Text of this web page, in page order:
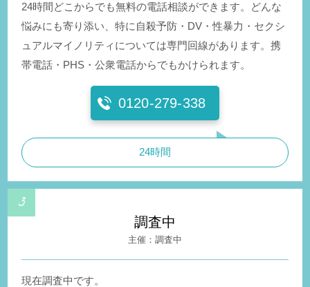
24時間どこからでも無料の電話相談ができます。どんな
悩みにも寄り添い、特に自殺予防・DV・性暴力・セクシ
ュアルマイノリティについては専門回線があります。携
帯電話・PHS・公衆電話からでもかけられます。
0120-279-338
24時間
調査中
調査中
現在調査中です。